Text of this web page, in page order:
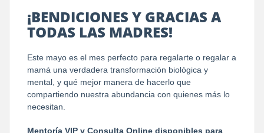
¡BENDICIONES Y GRACIAS A
TODAS LAS MADRES!
Este mayo es el mes perfecto para regalarte o regalar a
mamá una verdadera transformación biológica y
mental, y qué mejor manera de hacerlo que
compartiendo nuestra abundancia con quienes más lo
necesitan.
Mentoría VIP y Consulta Online disponibles para